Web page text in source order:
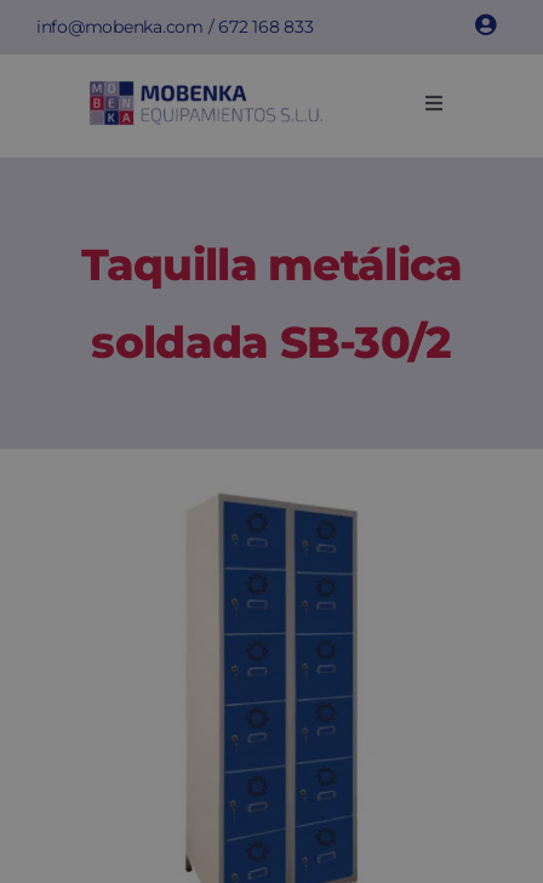
Saltar
contenido
info@mobenka.com /672 168 833
Toggle
Bancos
Instalaciones
Taquilla metálica
soldada SB-30/2